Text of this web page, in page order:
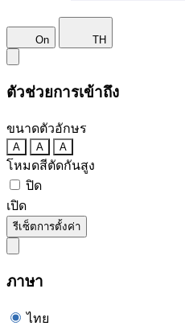
On TH
ตัวช่วยการเข้าถึง
ขนาดตัวอักษร
A A A
โหมดสีตัดกันสูง
ปิด
เปิด
รีเซ็ตการตั้งค่า
ภาษา
ไทย